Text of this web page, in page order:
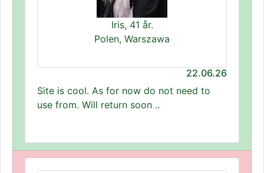
Iris, 41 år.
Polen, Warszawa
22.06.26
Site is cool. As for now do not need to
use from. Will return soon ..